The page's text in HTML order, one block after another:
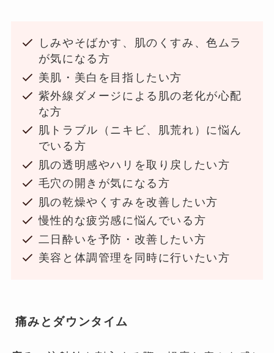
しみやそばかす、肌のくすみ、色ムラ
が気になる方
美肌・美白を目指したい方
紫外線ダメージによる肌の老化が心配
な方
肌トラブル（ニキビ、肌荒れ）に悩ん
でいる方
肌の透明感やハリを取り戻したい方
毛穴の開きが気になる方
肌の乾燥やくすみを改善したい方
慢性的な疲労感に悩んでいる方
二日酔いを予防・改善したい方
美容と体調管理を同時に行いたい方
痛みとダウンタイム